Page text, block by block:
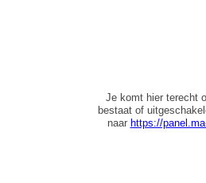
Je komt hier terecht
bestaat of
naar https://